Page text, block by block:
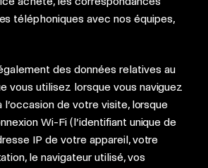
téléphoniques avec nos équipes,
des données relatives au
vous utilisez lorsque vous naviguez
l’occasion de votre visite, lorsque
Wi-Fi (l’identifiant unique de
IP de votre appareil, votre
le navigateur utilisé, vos